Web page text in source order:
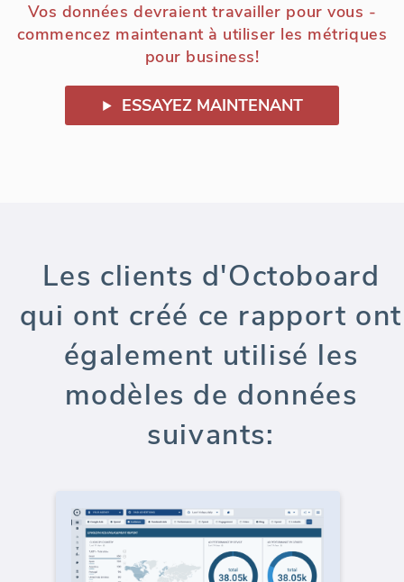
Vos données devraient travailler pour vous -
commencez maintenant à utiliser les métriques
pour business!
ESSAYEZ MAINTENANT
Les clients d'Octoboard
qui ont créé ce rapport ont
également utilisé les
modèles de données
suivants: